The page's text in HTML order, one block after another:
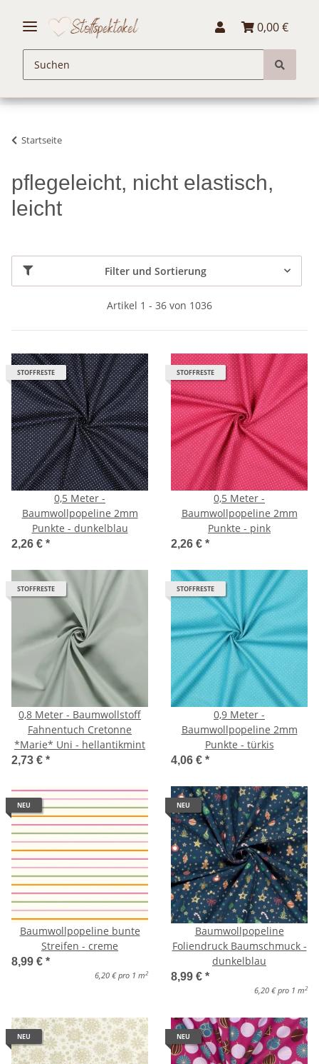
0,00 €
Startseite
pflegeleicht, nicht elastisch,
leicht
Filter und Sortierung
Artikel 1 - 36 von 1036
STOFFRESTE
0,5 Meter -
Baumwollpopeline 2mm
Punkte - dunkelblau
2,26 € *
STOFFRESTE
0,5 Meter -
Baumwollpopeline 2mm
Punkte - pink
2,26 € *
STOFFRESTE
0,8 Meter - Baumwollstoff
Fahnentuch Cretonne
*Marie* Uni - hellantikmint
2,73 € *
STOFFRESTE
0,9 Meter -
Baumwollpopeline 2mm
Punkte - türkis
4,06 € *
NEU
Baumwollpopeline bunte
Streifen - creme
8,99 € *
6,20 € pro 1 m 2
NEU
Baumwollpopeline
Foliendruck Baumschmuck -
dunkelblau
8,99 € *
6,20 € pro 1 m 2
NEU NEU